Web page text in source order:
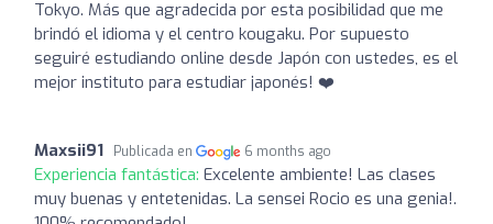
Tokyo. Más que agradecida por esta posibilidad que me
brindó el idioma y el centro kougaku. Por supuesto
seguiré estudiando online desde Japón con ustedes, es el
mejor instituto para estudiar japonés! ❤️
Maxsii91 Publicada en 6 months ago
Experiencia fantástica: Excelente ambiente! Las clases
muy buenas y entetenidas. La sensei Rocio es una genia!.